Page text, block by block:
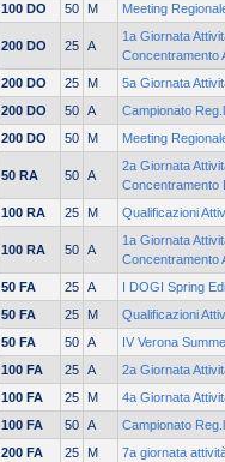
100 DO
50 M Meeting
200 DO 25 A
1a Giornata
Concentramento
200 DO
25 M
5a Giornata
200 DO
50 A
Campionato
200 DO
50 M Meeting
50 RA 50 A
2a Giornata
Concentramento
100 RA
25 M Qualificazioni
100 RA 50 A
1a Giornata
Concentramento
50 FA
25 A
I DOGI Spring
50 FA
25 M
Qualificazioni
50 FA
50 A
IV Verona
100 FA
25 A
2a Giornata
100 FA
25 M
4a Giornata
100 FA
50 A
Campionato
200 FA
25 M
7a giornata